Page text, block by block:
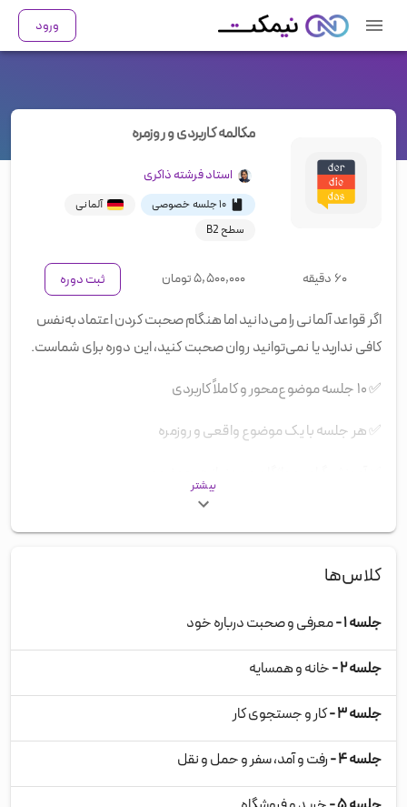
ورود
مکالمه کاربردی و روزمره
استادفرشته ذاکری
۱۰ جلسه خصوصی
آلمانی
سطح B2
۶۰ دقیقه ۵,۵۰۰,۰۰۰تومان ثبت دوره
اگر قواعد آلمانی را می‌دانید اما هنگام صحبت کردن اعتمادبه‌نفس
کافی ندارید یا نمی‌توانید روان صحبت کنید، این دوره برای شماست.
✅
✅هر جلسه با یک موضوع واقعی و روزمره
تمرین مکالمه و بحث آزاد در هر جلسه
بیشتر
کلاس‌ها
جلسه ۱ - معرفی و صحبت درباره خود
جلسه ۲ - خانه و همسایه
جلسه ۳ - کار و جستجوی کار
جلسه ۴ - رفت و آمد، سفر و حمل و نقل